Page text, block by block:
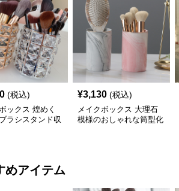
(税込)
ックス 煌めく
ラシスタンド収
¥3,130 (税込)
メイクボックス 大理石
模様のおしゃれな筒型化
めアイテム